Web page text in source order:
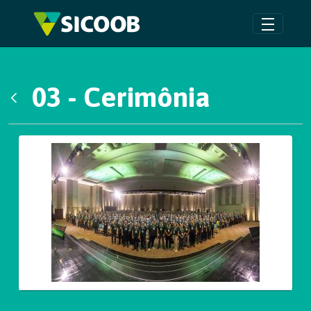
Pular para o Conteúdo principal
03 - Cerimônia
Galeria de Mídias